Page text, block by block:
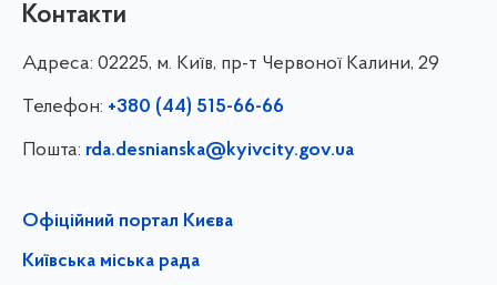
Контакти
Адреса: 02225, м. Київ, пр-т Червоної Калини, 29
Телефон: +380 (44) 515-66-66
Пошта: rda.desnianska@kyivcity.gov.ua
Офіційний портал Києва
Київська міська рада